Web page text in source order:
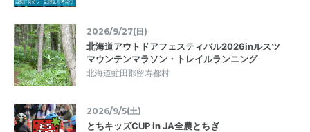
2026/9/27(日)
北海道アウトドアフェスティバル2026inルスツ
マウンテンマラソン・トレイルランニング
北海道虻田郡留寿都村
2026/9/5(土)
とちキッズCUP in JA全農とちぎ